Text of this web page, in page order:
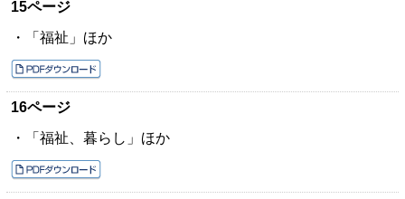
15ページ
・「福祉」ほか
16ページ
・「福祉、暮らし」ほか